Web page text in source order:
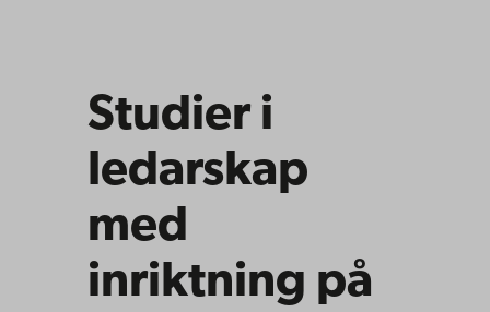
Studier i
ledarskap
med
inriktning på